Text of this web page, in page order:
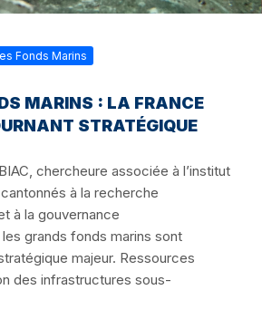
Fonds Marins
MARINS : LA FRANCE
STRATÉGIQUE
chercheure associée à l’institut
à la recherche
à la gouvernance
grands fonds marins sont
majeur. Ressources
des infrastructures sous-